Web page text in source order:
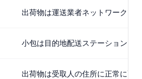
出荷物は運送業者ネットワークで
小包は目的地配送ステーションで
出荷物は受取人の住所に正常に配